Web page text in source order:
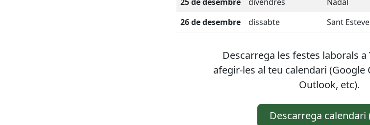
26 de desembre
dissabte Sant Esteve
Descarrega les festes laborals a
afegir-les al teu calendari (Google
Outlook, etc).
Descarrega calendari